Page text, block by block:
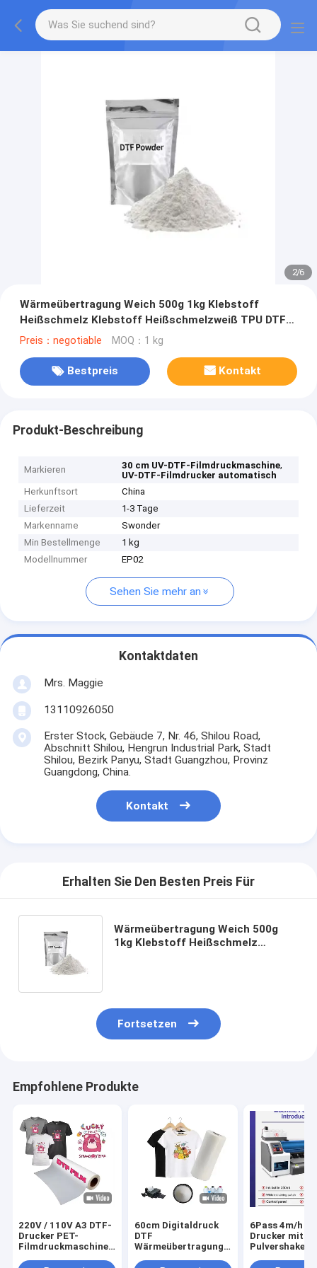
2/6
Wärmeübertragung Weich 500g 1kg Klebstoff
Heißschmelz Klebstoff Heißschmelzweiß TPU DTF-
Pulver für DTF-Drucker
Preis：negotiable MOQ：1 kg
Bestpreis Kontakt
Produkt-Beschreibung
Markieren 30 cm UV-DTF-Filmdruckmaschine,
UV-DTF-Filmdrucker automatisch
Herkunftsort
China
Lieferzeit
1-3 Tage
Markenname
Swonder
Min Bestellmenge
1 kg
Modellnummer
EP02
Sehen Sie mehr an
Kontaktdaten
Mrs. Maggie
13110926050
Erster Stock, Gebäude 7, Nr. 46, Shilou Road,
Abschnitt Shilou, Hengrun Industrial Park, Stadt
Shilou, Bezirk Panyu, Stadt Guangzhou, Provinz
Guangdong, China.
Kontakt
Erhalten Sie Den Besten Preis Für
Wärmeübertragung Weich 500g
1kg Klebstoff Heißschmelz
Fortsetzen
Empfohlene Produkte
220V / 110V A3 DTF-
Drucker PET-
Filmdruckmaschine
60cm Digitaldruck
DTF
Wärmeübertragung
6Pass 4m/h
Drucker mit
Pulvershaker